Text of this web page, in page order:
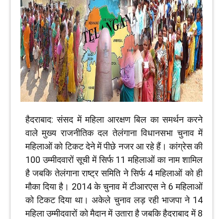
हैदराबाद: संसद में महिला आरक्षण बिल का समर्थन करने
वाले मुख्य राजनीतिक दल तेलंगाना विधानसभा चुनाव में
महिलाओं को टिकट देने में पीछे नजर आ रहे हैं। कांग्रेस की
100 उम्मीदवारों सूची में सिर्फ 11 महिलाओं का नाम शामिल
है जबकि तेलंगाना राष्ट्र समिति ने सिर्फ 4 महिलाओं को ही
मौका दिया है। 2014 के चुनाव में टीआरएस ने 6 महिलाओं
को टिकट दिया था। अकेले चुनाव लड़ रही भाजपा ने 14
महिला उम्मीदवारों को मैदान में उतारा है जबकि हैदराबाद में 8